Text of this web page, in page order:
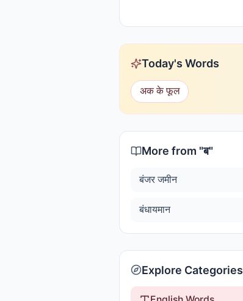
Today's Words
अक के फूल
More from "ब"
बंजर जमीन
बंधायमान
Explore Categories